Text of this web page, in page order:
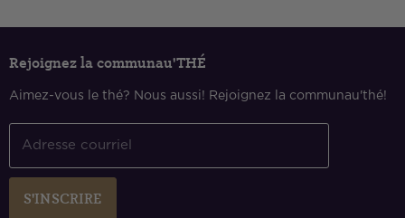
Rejoignez la communau'THÉ
Aimez-vous le thé? Nous aussi! Rejoignez la communau'thé!
Adresse courriel
S'INSCRIRE